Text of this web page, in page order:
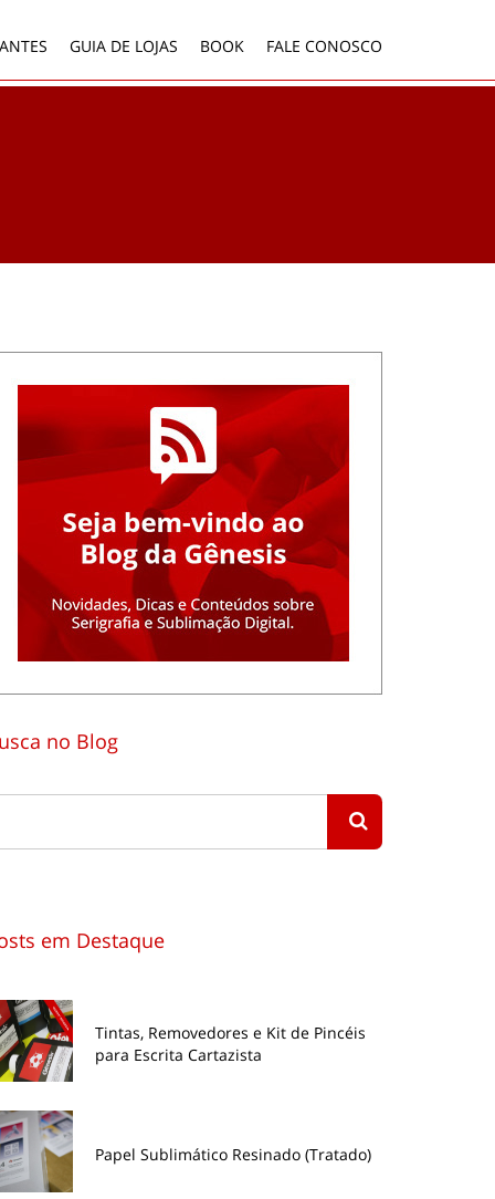
GUIA DE LOJAS BOOK FALE CONOSCO
no Blog
em Destaque
Tintas, Removedores e Kit de Pincéis
para Escrita Cartazista
Papel Sublimático Resinado (Tratado)